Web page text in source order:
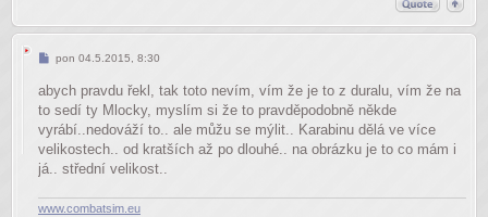
Příspěvek
pon 04.5.2015, 8:30
abych pravdu řekl, tak toto nevím, vím že je to z duralu, vím že na
to sedí ty Mlocky, myslím si že to pravděpodobně někde
vyrábí..nedováží to.. ale můžu se mýlit.. Karabinu dělá ve více
velikostech.. od kratších až po dlouhé.. na obrázku je to co mám i
já.. střední velikost..
www.combatsim.eu